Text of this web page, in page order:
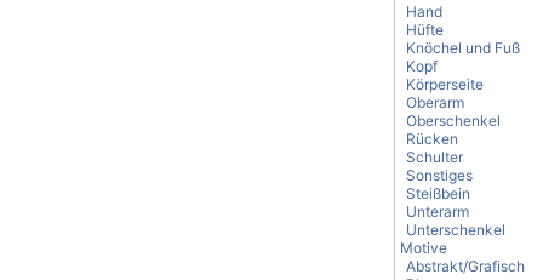
Hand
Hüfte
Knöchel und Fuß
Kopf
Körperseite
Oberarm
Oberschenkel
Rücken
Schulter
Sonstiges
Steißbein
Unterarm
Unterschenkel
Motive
Abstrakt/Grafisch